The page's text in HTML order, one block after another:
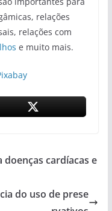
relações
relações com
e muito mais.
doenças cardíacas e
do uso de prese